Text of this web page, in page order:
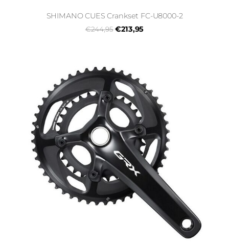
SHIMANO CUES Crankset FC-U8000-2
€244,95 €213,95